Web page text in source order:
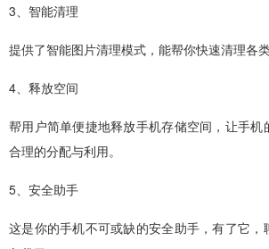
3、智能清理
提供了智能图片清理模式，能帮你快速清理各
4、释放空间
帮用户简单便捷地释放手机存储空间，让手机
合理的分配与利用。
5、安全助手
这是你的手机不可或缺的安全助手，有了它，